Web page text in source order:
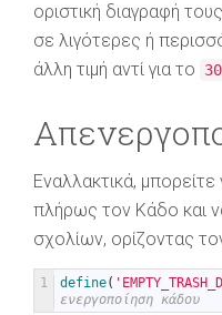
οριστική διαγραφή
σε λιγότερες ή
άλλη τιμή αντί για το
30
Εναλλακτικά,
πλήρως τον Κάδο και
σχολίων, ορίζοντας
1 define(
ενεργοποίηση κάδου